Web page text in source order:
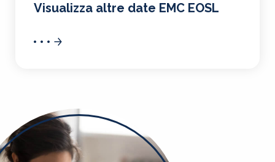
Visualizza altre date EMC EOSL